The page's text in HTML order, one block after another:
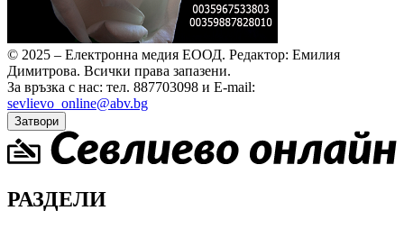
© 2025 – Електронна медия ЕООД. Редактор: Емилия
Димитрова. Всички права запазени.
За връзка с нас: тел. 887703098 и E-mail:
sevlievo_online@abv.bg
Затвори
РАЗДЕЛИ